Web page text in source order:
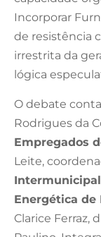
Incorporar
de resistência
irrestrita da
lógica
O debate
Rodrigues da
Empregados
Leite,
Energética de
Clarice Ferraz,